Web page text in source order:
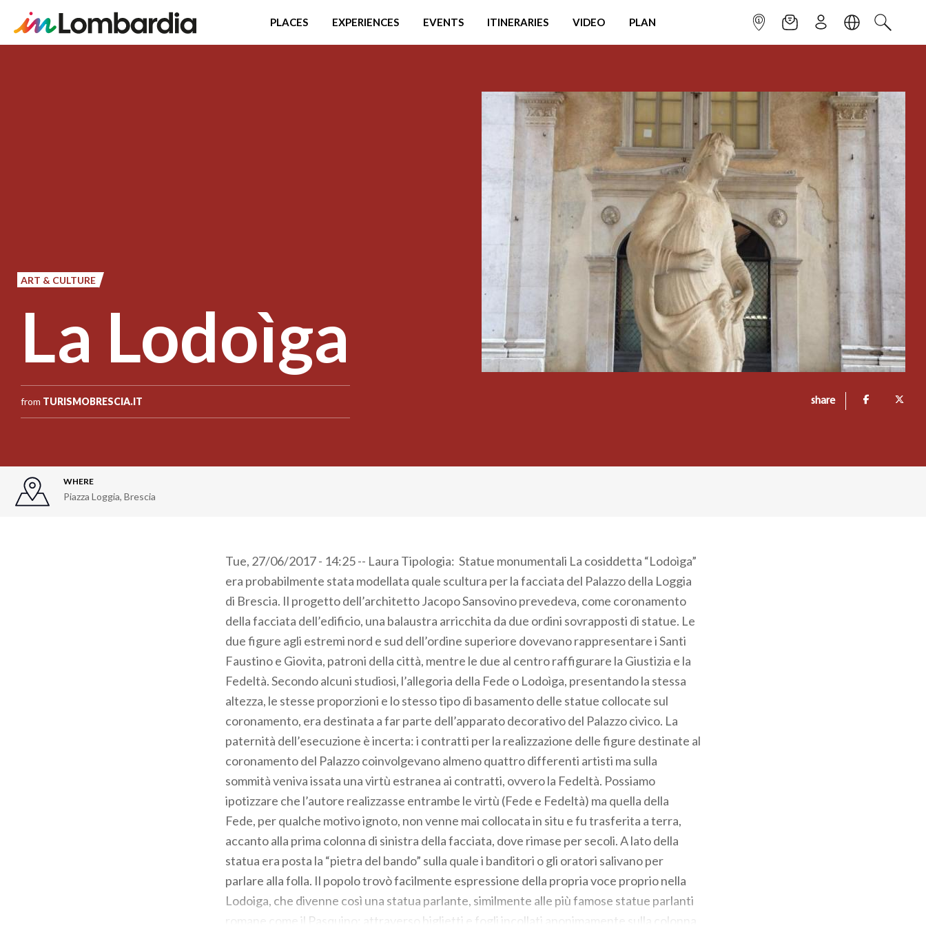
PLACES EXPERIENCES EVENTS ITINERARIES VIDEO PLAN INFOPOINTNEWSLETTER
SIGN UPLANGUAGE
SEARCH
ART & CULTURE
La Lodoìga
from TURISMOBRESCIA.IT share
WHERE
Piazza Loggia, Brescia
Tue, 27/06/2017 - 14:25 -- Laura Tipologia: Statue monumentali La cosiddetta “Lodoìga”
era probabilmente stata modellata quale scultura per la facciata del Palazzo della Loggia
di Brescia. Il progetto dell’architetto Jacopo Sansovino prevedeva, come coronamento
della facciata dell’edificio, una balaustra arricchita da due ordini sovrapposti di statue. Le
due figure agli estremi nord e sud dell’ordine superiore dovevano rappresentare i Santi
Faustino e Giovita, patroni della città, mentre le due al centro raffigurare la Giustizia e la
Fedeltà. Secondo alcuni studiosi, l’allegoria della Fede o Lodoìga, presentando la stessa
altezza, le stesse proporzioni e lo stesso tipo di basamento delle statue collocate sul
coronamento, era destinata a far parte dell’apparato decorativo del Palazzo civico. La
paternità dell’esecuzione è incerta: i contratti per la realizzazione delle figure destinate al
coronamento del Palazzo coinvolgevano almeno quattro differenti artisti ma sulla
sommità veniva issata una virtù estranea ai contratti, ovvero la Fedeltà. Possiamo
ipotizzare che l’autore realizzasse entrambe le virtù (Fede e Fedeltà) ma quella della
Fede, per qualche motivo ignoto, non venne mai collocata in situ e fu trasferita a terra,
accanto alla prima colonna di sinistra della facciata, dove rimase per secoli. A lato della
statua era posta la “pietra del bando” sulla quale i banditori o gli oratori salivano per
parlare alla folla. Il popolo trovò facilmente espressione della propria voce proprio nella
Lodoiga, che divenne così una statua parlante, similmente alle più famose statue parlanti
romane come il Pasquino: attraverso biglietti e fogli incollati anonimamente sulla colonna